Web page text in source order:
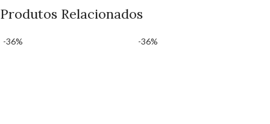
Produtos Relacionados
-36% -36%